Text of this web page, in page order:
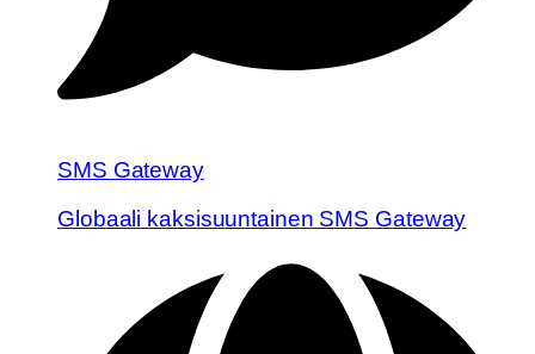
SMS Gateway
Globaali kaksisuuntainen SMS Gateway